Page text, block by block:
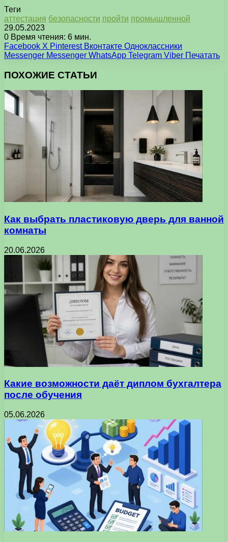
Теги
аттестация безопасности пройти промышленной
29.05.2023
0 Время чтения: 6 мин.
Facebook X Pinterest Вконтакте Одноклассники
Messenger Messenger WhatsApp Telegram Viber Печатать
ПОХОЖИЕ СТАТЬИ
Как выбрать пластиковую дверь для ванной
комнаты
20.06.2026
Какие возможности даёт диплом бухгалтера
после обучения
05.06.2026